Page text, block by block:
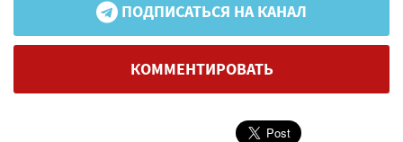
ПОДПИСАТЬСЯ НА КАНАЛ
КОММЕНТИРОВАТЬ